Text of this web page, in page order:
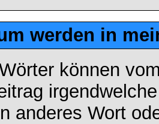
werden in
können
anderes Wort